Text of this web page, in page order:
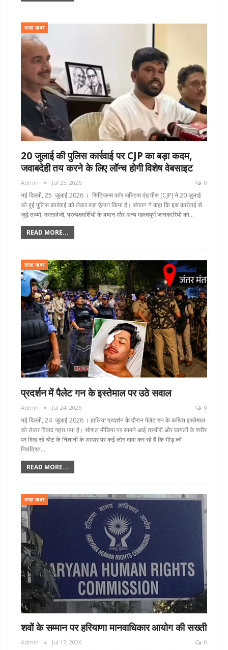
ताज़ा खबर
20 जुलाई की पुलिस कार्रवाई पर CJP का बड़ा कदम,
जवाबदेही तय करने के लिए लॉन्च होगी विशेष वेबसाइट
Admin Jul 25, 2026 0
नई दिल्ली, 25 जुलाई 2026 । सिटिजन्स फॉर जस्टिस एंड पीस (CJP) ने 20 जुलाई
को हुई पुलिस कार्रवाई को लेकर बड़ा ऐलान किया है। संगठन ने कहा कि इस कार्रवाई से
जुड़े तथ्यों, दस्तावेजों, प्रत्यक्षदर्शियों के बयान और अन्य महत्वपूर्ण जानकारियों को…
READ MORE...
ताज़ा खबर
प्रदर्शन में पैलेट गन के इस्तेमाल पर उठे सवाल
Admin Jul 24, 2026 0
नई दिल्ली, 24 जुलाई 2026 । हालिया प्रदर्शन के दौरान पैलेट गन के कथित इस्तेमाल
को लेकर विवाद गहरा गया है। सोशल मीडिया पर सामने आई तस्वीरों और घायलों के शरीर
पर दिख रहे चोट के निशानों के आधार पर कई लोग दावा कर रहे हैं कि भीड़ को
नियंत्रित…
READ MORE...
ताज़ा खबर
शवों के सम्मान पर हरियाणा मानवाधिकार आयोग की सख्ती
Admin Jul 17, 2026 0